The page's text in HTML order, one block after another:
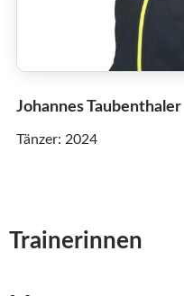
Johannes Taubenthaler
Tänzer: 2024
Trainerinnen